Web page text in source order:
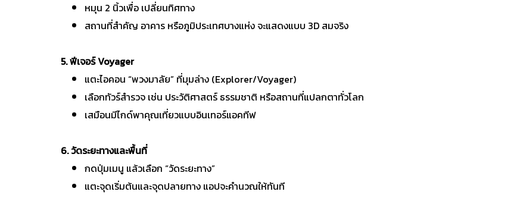
หมุน 2 นิ้วเพื่อ เปลี่ยนทิศทาง
สถานที่สำคัญ อาคาร หรือภูมิประเทศบางแห่ง จะแสดงแบบ 3D สมจริง
5. ฟีเจอร์ Voyager
แตะไอคอน “พวงมาลัย” ที่มุมล่าง (Explorer/Voyager)
เลือกทัวร์สำรวจ เช่น ประวัติศาสตร์ ธรรมชาติ หรือสถานที่แปลกตาทั่วโลก
เสมือนมีไกด์พาคุณเที่ยวแบบอินเทอร์แอคทีฟ
6. วัดระยะทางและพื้นที่
กดปุ่มเมนู แล้วเลือก “วัดระยะทาง”
แตะจุดเริ่มต้นและจุดปลายทาง แอปจะคำนวณให้ทันที